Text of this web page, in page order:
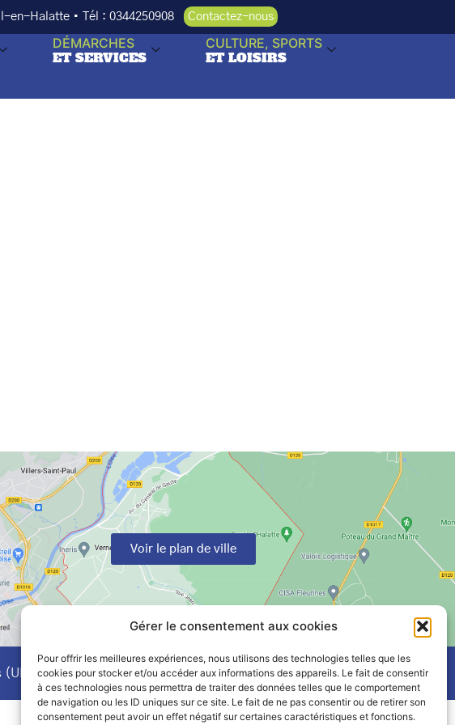
Gérer le consentement aux cookies
Pour offrir les meilleures expériences, nous utilisons des technologies telles que les
cookies pour stocker et/ou accéder aux informations des appareils. Le fait de consentir
à ces technologies nous permettra de traiter des données telles que le comportement
de navigation ou les ID uniques sur ce site. Le fait de ne pas consentir ou de retirer son
consentement peut avoir un effet négatif sur certaines caractéristiques et fonctions.
en-Halatte • Tél : 0344250908 Contactez-nous
DÉMARCHES
ET SERVICES
CULTURE, SPORTS
ET LOISIRS
Voir le plan de ville